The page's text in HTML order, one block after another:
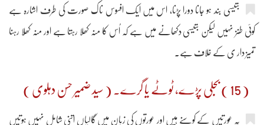
بتیسی بند ہو جانا دورا پڑنا، اس میں ایک افسوس ناک صورت کی طرف اشارہ ہے
کوئی طنز نہیں لیکن بتیسی دکھانے میں ہے کہ اُس کا منہ کھلا رہتا ہے اور منہ کھُلا رہنا
تمیز دار ی کے خلاف ہے۔
( 15 ) بجلی پڑے، ٹوٹے یا گرے۔ ( سید ضمیر حسن دہلوی )
یہ عورتیں کے کوسنے ہیں اور عورتوں کی زبان میں گالیاں اتنی شامل نہیں ہوتیں